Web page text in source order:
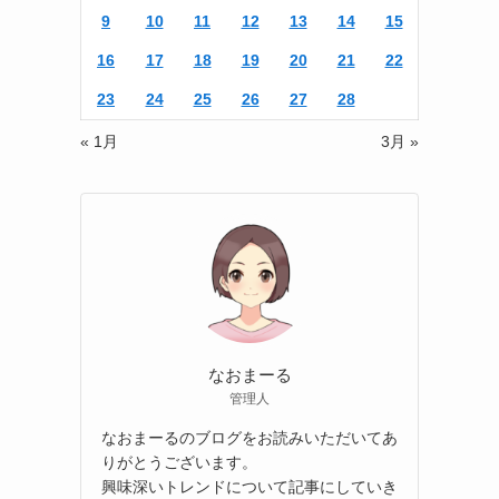
9 10 11 12 13 14 15
16 17 18 19 20 21 22
23 24 25 26 27 28
« 1月 3月 »
なおまーる
管理人
なおまーるのブログをお読みいただいてあ
りがとうございます。
興味深いトレンドについて記事にしていき